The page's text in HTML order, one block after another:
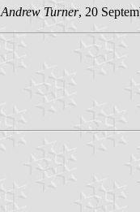
Andrew Turner, 20